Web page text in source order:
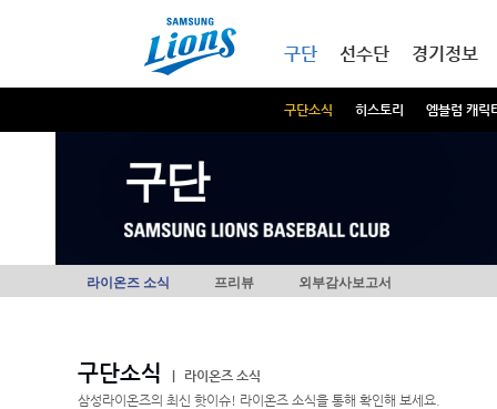
구단
구단소식 히스토리 엠블럼 캐릭
선수단 경기정보
구단
라이온즈 소식 프리뷰 외부감사보고서
구단소식
라이온즈 소식
삼성라이온즈의 최신 핫이슈! 라이온즈 소식을 통해 확인해 보세요.